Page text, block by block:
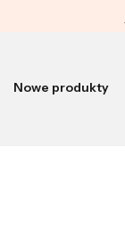
Nowe produkty